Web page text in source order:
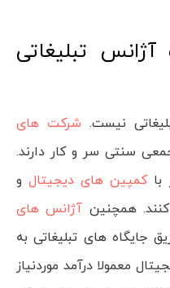
تبلیغاتی
نیست. شرکت های
سنتی سر و کار دارند.
باکمپین های دیجیتالو
همچنین آژانس های
جایگاه های تبلیغاتی به
معمولا درآمد موردنیاز